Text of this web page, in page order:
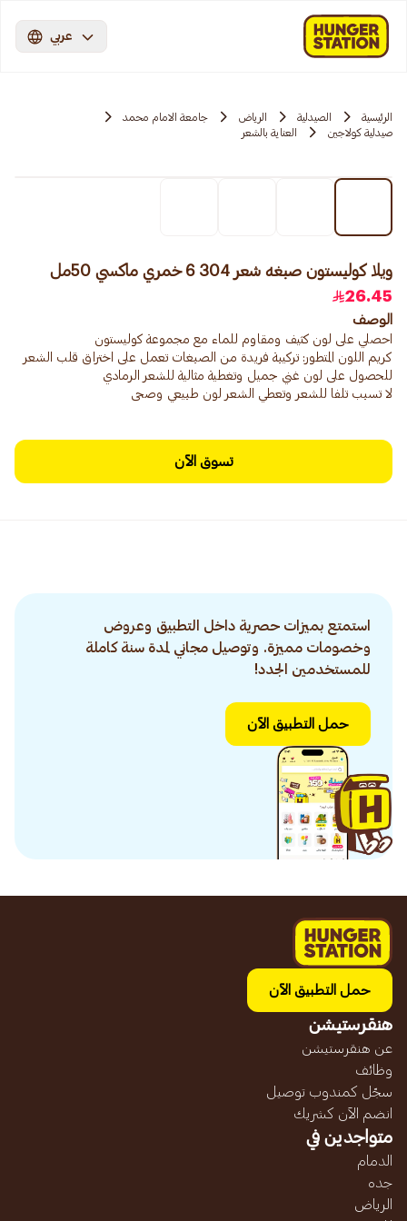
عربي
الرئيسية الصيدلية الرياض
جامعة الامام محمد
صيدلية كولاجين
العناية بالشعر
ويلا كوليستون صبغه شعر 304 6 خمري ماكسي 50مل
26.45
الوصف
كريم اللون المتطور: تركيبة فريدة من الصبغات تعمل على اختراق قلب الشعر
لا تسبب تلفا للشعر وتعطي الشعر لون طبيعي وصحى
تسوق الآن
استمتع بميزات حصرية داخل التطبيق وعروض
وخصومات مميزة. وتوصيل مجاني لمدة سنة كاملة
للمستخدمين الجدد!
حمل التطبيق الآن
حمل التطبيق الآن
هنقرستيشن
عن هنقرستيشن
وظائف
سجّل كمندوب توصيل
انضم الآن كشريك
متواجدين في
الدمام
جده
الرياض